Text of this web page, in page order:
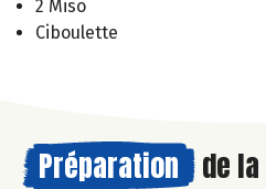
2 Miso
Ciboulette
Préparation de la